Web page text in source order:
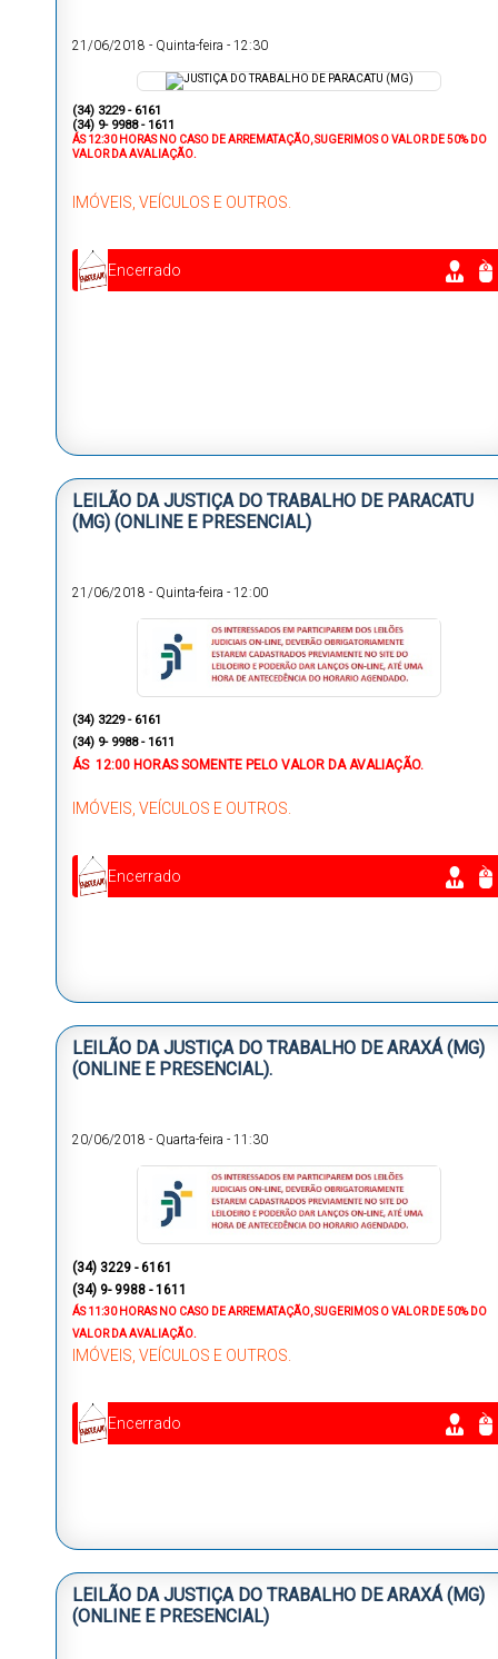
21/06/2018 - Quinta-feira - 12:30
(34) 3229 - 6161
(34) 9- 9988 - 1611
ÁS 12:30 HORAS NO CASO DE ARREMATAÇÃO, SUGERIMOS O VALOR DE 50% DO
VALOR DA AVALIAÇÃO.
IMÓVEIS, VEÍCULOS E OUTROS.
Encerrado
LEILÃO DA JUSTIÇA DO TRABALHO DE PARACATU
(MG) (ONLINE E PRESENCIAL)
21/06/2018 - Quinta-feira - 12:00
(34) 3229 - 6161
(34) 9- 9988 - 1611
ÁS 12:00 HORASSOMENTE PELO VALOR DA AVALIAÇÃO.
IMÓVEIS, VEÍCULOS E OUTROS.
Encerrado
LEILÃO DA JUSTIÇA DO TRABALHO DE ARAXÁ (MG)
(ONLINE E PRESENCIAL).
20/06/2018 - Quarta-feira - 11:30
(34) 3229 - 6161
(34) 9- 9988 - 1611
ÁS 11:30 HORAS NO CASO DE ARREMATAÇÃO, SUGERIMOS O VALOR DE 50% DO
VALOR DA AVALIAÇÃO.
IMÓVEIS, VEÍCULOS E OUTROS.
Encerrado
LEILÃO DA JUSTIÇA DO TRABALHO DE ARAXÁ (MG)
(ONLINE E PRESENCIAL)